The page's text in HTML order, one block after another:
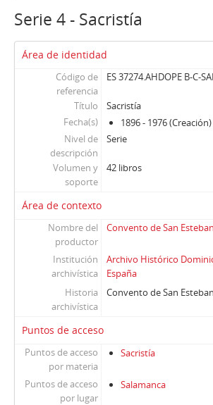
Serie 4 - Sacristía
Área de identidad
Código de
referencia
ES 37274.AHDOPE B-C-
Título
Sacristía
Fecha(s)
1896 - 1976 (Creación)
Nivel de
descripción
Serie
Volumen y
soporte
42 libros
Área de contexto
Nombre del
productor
Convento de San
Institución
archivística
Archivo Histórico
España
Historia
archivística
Convento de San
Puntos de acceso
Puntos de acceso
por materia
Sacristía
Puntos de acceso
por lugar
Salamanca